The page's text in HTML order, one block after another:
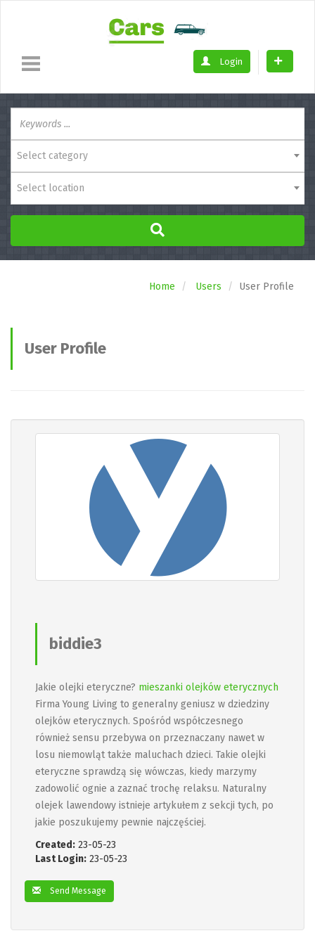
Login
Select category
Select location
Home Users User Profile
User Profile
biddie3
Jakie olejki eteryczne? mieszanki olejków eterycznych
Firma Young Living to generalny geniusz w dziedziny
olejków eterycznych. Spośród współczesnego
również sensu przebywa on przeznaczany nawet w
losu niemowląt także maluchach dzieci. Takie olejki
eteryczne sprawdzą się wówczas, kiedy marzymy
zadowolić ognie a zaznać trochę relaksu. Naturalny
olejek lawendowy istnieje artykułem z sekcji tych, po
jakie poszukujemy pewnie najczęściej.
Created: 23-05-23
Last Login: 23-05-23
Send Message